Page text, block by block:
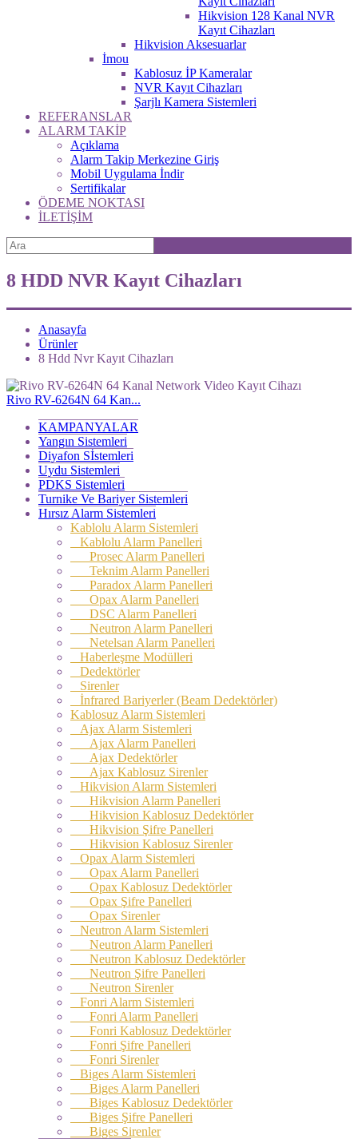
Hikvision 128 Kanal NVR
Kayıt Cihazları
Hikvision Aksesuarlar
İmou
Kablosuz İP Kameralar
NVR Kayıt Cihazları
Şarjlı Kamera Sistemleri
REFERANSLAR
ALARM TAKİP
Açıklama
Alarm Takip Merkezine Giriş
Mobil Uygulama İndir
Sertifikalar
ÖDEME NOKTASI
İLETİŞİM
8 HDD NVR Kayıt Cihazları
Anasayfa
Ürünler
8 Hdd Nvr Kayıt Cihazları
Rivo RV-6264N 64 Kan...
KAMPANYALAR
Yangın Sistemleri
Diyafon Sİstemleri
Uydu Sistemleri
PDKS Sistemleri
Turnike Ve Bariyer Sistemleri
Hırsız Alarm Sistemleri
Kablolu Alarm Sistemleri
Kablolu Alarm Panelleri
Prosec Alarm Panelleri
Teknim Alarm Panelleri
Paradox Alarm Panelleri
Opax Alarm Panelleri
DSC Alarm Panelleri
Neutron Alarm Panelleri
Netelsan Alarm Panelleri
Haberleşme Modülleri
Dedektörler
Sirenler
İnfrared Bariyerler (Beam Dedektörler)
Kablosuz Alarm Sistemleri
Ajax Alarm Sistemleri
Ajax Alarm Panelleri
Ajax Dedektörler
Ajax Kablosuz Sirenler
Hikvision Alarm Sistemleri
Hikvision Alarm Panelleri
Hikvision Kablosuz Dedektörler
Hikvision Şifre Panelleri
Hikvision Kablosuz Sirenler
Opax Alarm Sistemleri
Opax Alarm Panelleri
Opax Kablosuz Dedektörler
Opax Şifre Panelleri
Opax Sirenler
Neutron Alarm Sistemleri
Neutron Alarm Panelleri
Neutron Kablosuz Dedektörler
Neutron Şifre Panelleri
Neutron Sirenler
Fonri Alarm Sistemleri
Fonri Alarm Panelleri
Fonri Kablosuz Dedektörler
Fonri Şifre Panelleri
Fonri Sirenler
Biges Alarm Sistemleri
Biges Alarm Panelleri
Biges Kablosuz Dedektörler
Biges Şifre Panelleri
Biges Sirenler